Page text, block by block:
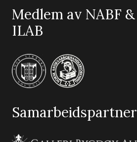
Medlem av NABF &
ILAB
Samarbeidspartner